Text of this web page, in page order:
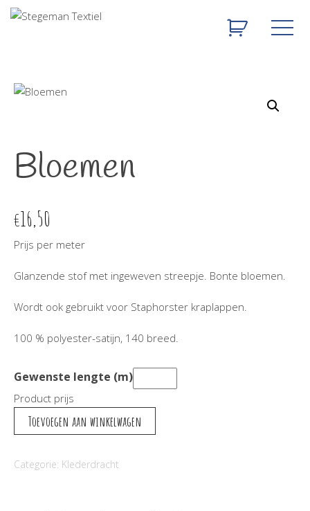
Bloemen
€16,50
Prijs per meter
Glanzende stof met ingeweven streepje. Bonte bloemen.
Wordt ook gebruikt voor Staphorster kraplappen.
100 % polyester-satijn, 140 breed.
Gewenste lengte (m)
Product prijs
Bloemen
aantal
Toevoegen aan winkelwagen
Categorie: Klederdracht